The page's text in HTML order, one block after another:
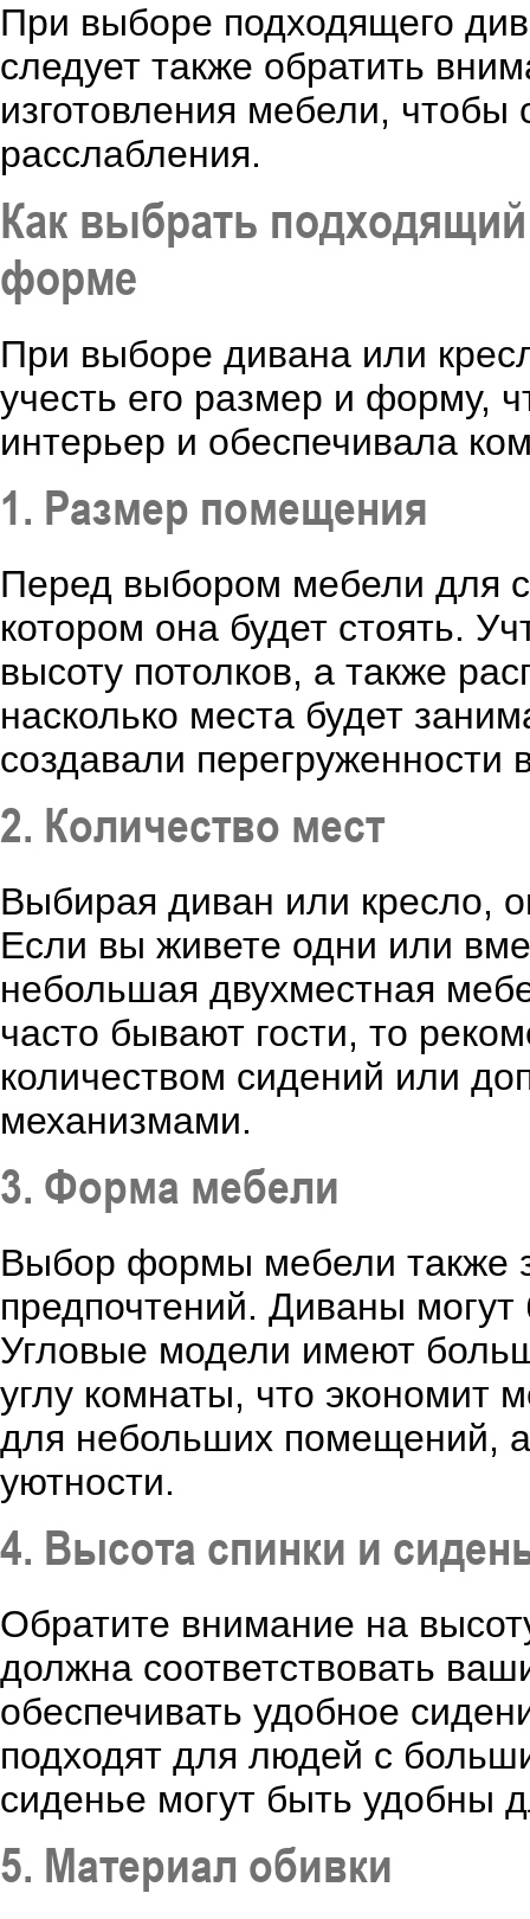
При выборе подходящего
следует также обратить
изготовления мебели, чтобы
расслабления.
Как выбрать
форме
При выборе дивана или
учесть его размер и форму,
интерьер и обеспечивала
1. Размер помещения
Перед выбором мебели для
котором она будет стоять.
высоту потолков, а также
насколько места будет
создавали перегруженности
2. Количество мест
Выбирая диван или кресло,
Если вы живете одни или
небольшая двухместная
часто бывают гости, то
количеством сидений или
механизмами.
3. Форма мебели
Выбор формы мебели также
предпочтений. Диваны
Угловые модели имеют
углу комнаты, что
для небольших помещений,
уютности.
4. Высота спинки и
Обратите внимание на
должна соответствовать
обеспечивать удобное
подходят для людей с
сиденье могут быть удобны
5. Материал обивки